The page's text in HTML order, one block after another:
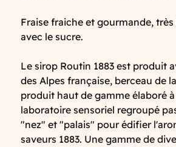
Fraise fraiche et gourmande,
avec le sucre.
Le sirop Routin 1883 est produit
des Alpes française, berceau de
produit haut de gamme élaboré
laboratoire sensoriel regroupé
"nez" et "palais" pour édifier
saveurs 1883. Une gamme de